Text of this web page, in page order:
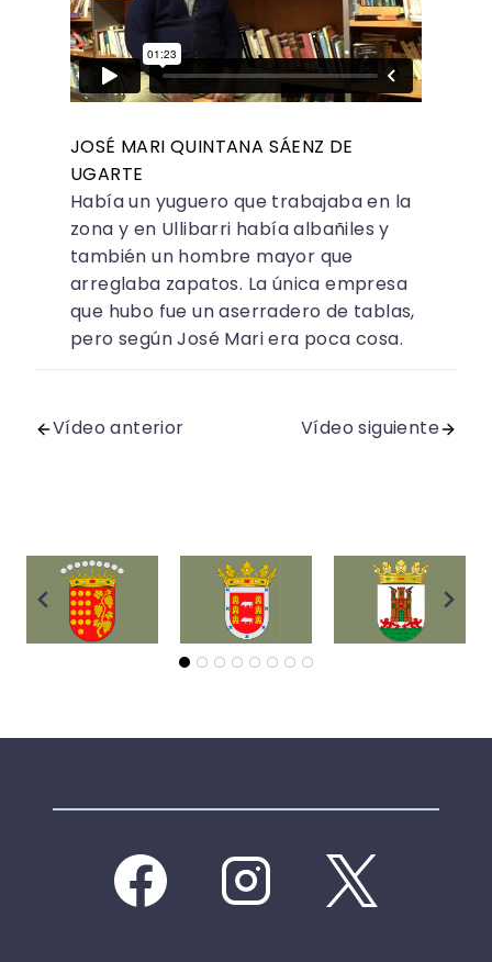
JOSÉ MARI QUINTANA SÁENZ DE
UGARTE
Había un yuguero que trabajaba en la
zona y en Ullibarri había albañiles y
también un hombre mayor que
arreglaba zapatos. La única empresa
que hubo fue un aserradero de tablas,
pero según José Mari era poca cosa.
Vídeo anterior Vídeo siguiente